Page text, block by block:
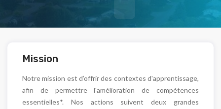
Mission
Notre mission est d’offrir des contextes d'apprentissage,
afin de permettre l'amélioration de compétences
essentielles*. Nos actions suivent deux grandes